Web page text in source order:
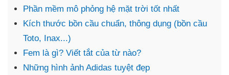
Phần mềm mô phỏng hệ mặt trời tốt nhất
Kích thước bồn cầu chuẩn, thông dụng (bồn cầu
Toto, Inax...)
Fem là gì? Viết tắt của từ nào?
Những hình ảnh Adidas tuyệt đẹp